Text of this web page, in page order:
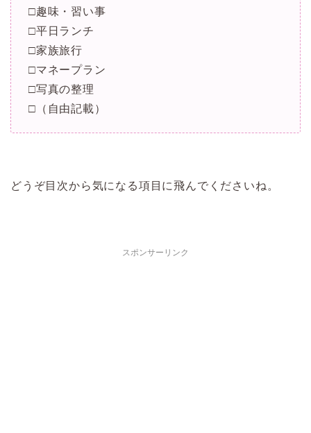
□趣味・習い事
□平日ランチ
□家族旅行
□マネープラン
□写真の整理
□（自由記載）
どうぞ目次から気になる項目に飛んでくださいね。
スポンサーリンク